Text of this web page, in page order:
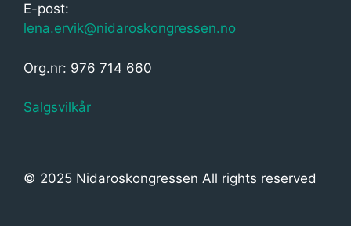
j
o
n
E-post:
lena.ervik@nidaroskongressen.no
Org.nr: 976 714 660
Salgsvilkår
© 2025 Nidaroskongressen All rights reserved